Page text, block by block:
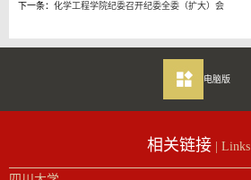
下一条： 化学工程学院纪委召开纪委全委（扩大）会
电脑版
相关链接 | Links